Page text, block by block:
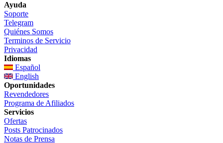
Ayuda
Soporte
Telegram
Quiénes Somos
Terminos de Servicio
Privacidad
Idiomas
Español
English
Oportunidades
Revendedores
Programa de Afiliados
Servicios
Ofertas
Posts Patrocinados
Notas de Prensa